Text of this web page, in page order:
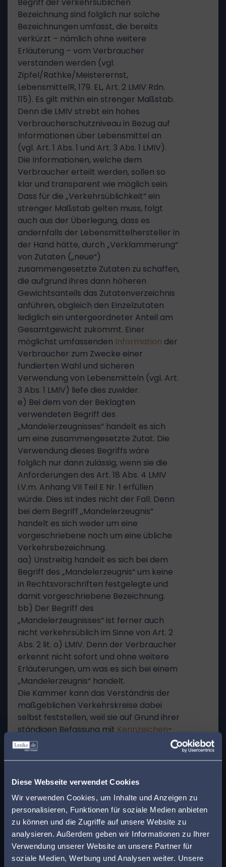
Diese Webseite verwendet Cookies
Wir verwenden Cookies, um Inhalte und Anzeigen zu
personalisieren, Funktionen für soziale Medien anbieten
zu können und die Zugriffe auf unsere Website zu
analysieren. Außerdem geben wir Informationen zu Ihrer
Verwendung unserer Website an unsere Partner für
soziale Medien, Werbung und Analysen weiter. Unsere
Bezeichnung sind folglich nur solche
Bezeichnungen umfasst, die bereits
verkürzt – nämlich ohne weitere
Erläuterung – vom Verbraucher
verstanden werden (vgl.
Zipfel/Rathke/Meisterernst,
LebensmittelR, 179. EL, Art. 2 LMIV Rdn.
115). Es gilt mithin ein strenger Maßstab.
Denn die LMIV strebt ein hohes
Verbraucherschutzniveau in Bezug auf
Informationen über Lebensmittel an
(vgl. Art. 1 Abs. 1 und Art. 3 Abs. 1 LMIV).
Die Informationen, welche dem
Verbraucher erteilt werden, sollen so
klar und transparent wie möglich sein.
Dass für die „Verkehrsüblichkeit“ ein
strenger Maßstab gelten muss, folgt
auch aus der Überlegung, dass es
andernfalls der Lebensmittelhersteller in
der Hand hätte, durch „Verklammerung“
von Zutaten („neue“)
zusammengesetzte Zutaten zu schaffen,
die aufgrund ihres dann höheren
Gewichtsanteils das Zutatenverzeichnis
anführen, obgleich den Einzelzutaten
lediglich ein untergeordneter Anteil am
Gesamtgewicht zukommt. Einer
möglichst umfassenden Information der
Verbraucher zum Zwecke einer
fundierten Wahl und sicheren
Verwendung von Lebensmitteln (vgl. Art.
3 Abs. 1 LMIV) liefe dies zuwider.
e) Bei dem von der Beklagten
verwendeten Begriff des
„Mandelerzeugnisses“ handelt es sich
um eine zusammengesetzte Zutat. Die
Verwendung dieses Begriffs wäre
folglich nur dann zulässig, wenn sie die
Anforderungen des Art. 18 Abs. 4 LMIV
i.V.m. Anhang VII Teil E Nr. 1 erfüllen
würde. Dies ist indes nicht der Fall. Denn
bei dem Begriff „Mandelerzeugnis“
handelt es sich weder um eine
vorgeschriebene noch um eine übliche
Verkehrsbezeichnung.
aa) Unstreitig handelt es sich bei dem
Begriff des „Mandelerzeugnis“ um keine
in Rechtsvorschriften festgelegte und
damit vorgeschriebene Bezeichnung.
bb) Der Begriff des
„Mandelerzeugnisses“ ist ferner auch
nicht verkehrsüblich im Sinne von Art. 2
Abs. 2 lit. o) LMIV. Denn der Verbraucher
erkennt nicht sofort und ohne weitere
Erläuterungen, um was es sich bei einem
„Mandelerzeugnis“ handelt.
Die Kammer kann das Verständnis der
maßgeblichen Verkehrskreise dabei
selbst feststellen, weil sie auf Grund ihrer
ständigen Befassung mit Kennzeichen-
und Wettbewerbsstreitsachen in der
Lage ist, das Verkehrsverständnis
beurteilen (st. Rspr., vgl. nur OLG
Klosterseer), und weil die
Kammermitglieder selbst zum
angesprochenen Verkehr, nämlich dem
des Durchschnittsverbrauchers und
potenziellen Käufers von veganen
Lebensmitteln, gehören.
Finden Sie den
passenden Anwalt in
Ihrer Nähe!
Geben Sie Ihre Postleitzahl ein, um beim Lesen
eines Beitrags sofort einen kompetenten